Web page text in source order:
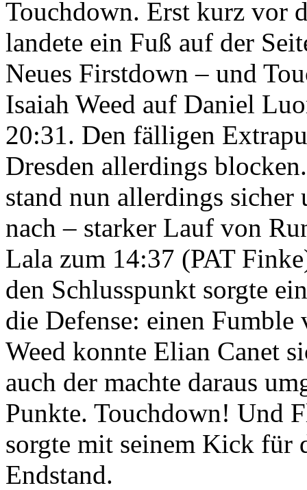
Touchdown. Erst kurz vor
landete ein Fuß auf der
Neues Firstdown – und
Isaiah Weed auf Daniel
20:31. Den fälligen
Dresden allerdings
stand nun allerdings sicher
nach – starker Lauf von
Lala zum 14:37 (PAT
den Schlusspunkt sorgte
die Defense: einen Fumble
Weed konnte Elian Canet
auch der machte daraus
Punkte. Touchdown! Und
sorgte mit seinem Kick für
Endstand.